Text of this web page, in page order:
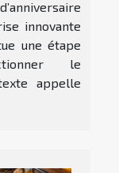
innovante
une étape
le
appelle